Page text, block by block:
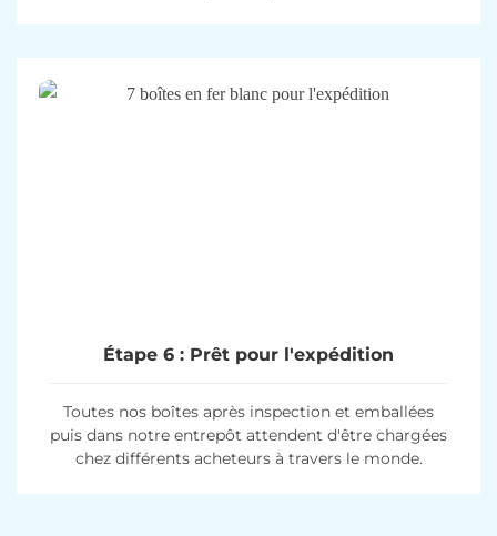
Étape 6 : Prêt pour l'expédition
Toutes nos boîtes après inspection et emballées
puis dans notre entrepôt attendent d'être chargées
chez différents acheteurs à travers le monde.